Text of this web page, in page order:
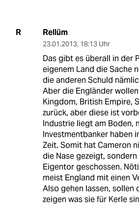
R Rellüm
23.01.2013, 18:13 Uhr
Das gibt es überall in der
eigenem Land die Sache
die anderen Schuld
Aber die Engländer
Kingdom, British Empire,
zurück, aber diese ist
Industrie liegt am Boden,
Investmentbanker haben
Zeit. Somit hat Cameron
die Nase gezeigt,
Eigentor geschossen.
meist England mit einen
Also gehen lassen, sollen
zeigen was sie für Kerle